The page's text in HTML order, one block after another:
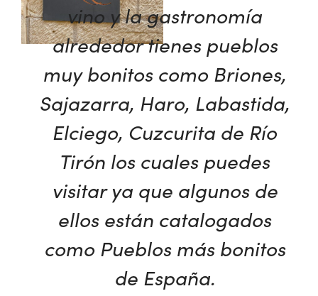
vino y la gastronomía
alrededor tienes pueblos
muy bonitos como Briones,
Sajazarra, Haro, Labastida,
Elciego, Cuzcurita de Río
Tirón los cuales puedes
visitar ya que algunos de
ellos están catalogados
como Pueblos más bonitos
de España.